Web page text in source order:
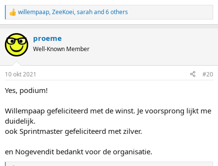
R
e
c
t
i
s
willempaap,ZeeKoei,sarahand 6 others
proeme
Well-Known Member
10 okt 2021 #20
Yes, podium!
Willempaap gefeliciteerd met de winst. Je voorsprong lijkt me
duidelijk.
ook Sprintmaster gefeliciteerd met zilver.
en Nogevendit bedankt voor de organisatie.